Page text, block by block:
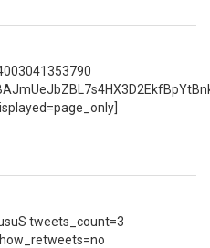
tweets_count=3